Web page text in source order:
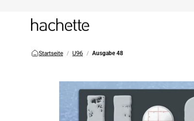
Startseite U96 Ausgabe 48